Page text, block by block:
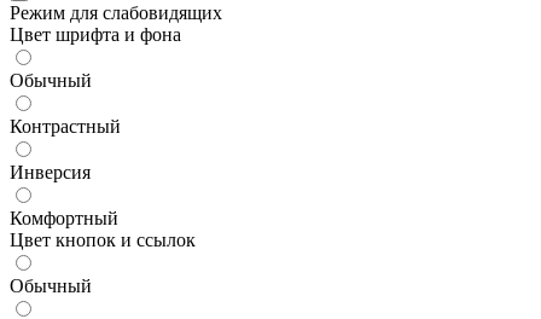
Режим для слабовидящих
Цвет шрифта и фона
Обычный
Контрастный
Инверсия
Комфортный
Цвет кнопок и ссылок
Обычный